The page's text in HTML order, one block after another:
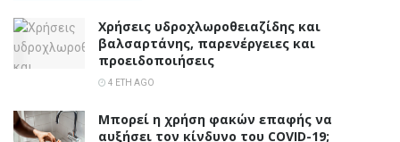
Χρήσεις υδροχλωροθειαζίδης και
βαλσαρτάνης, παρενέργειες και
προειδοποιήσεις
4 ΈΤΗ AGO
Μπορεί η χρήση φακών επαφής να
αυξήσει τον κίνδυνο του COVID-19;